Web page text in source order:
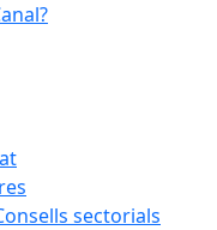
sectorials